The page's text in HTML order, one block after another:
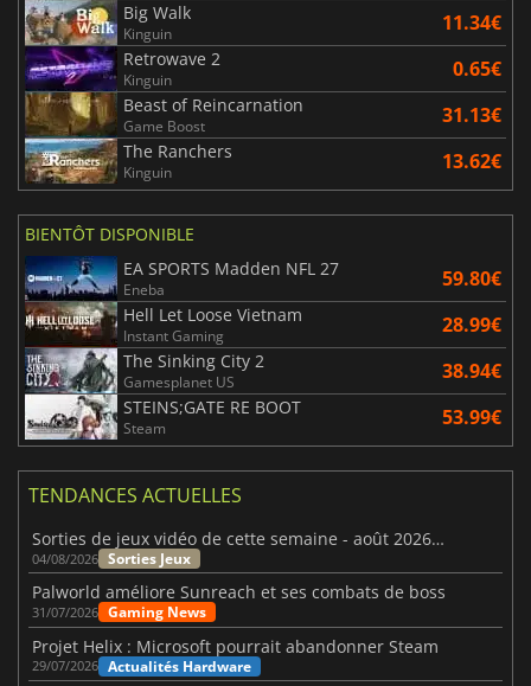
Big Walk
Kinguin 11.34€
Retrowave 2
Kinguin 0.65€
Beast of Reincarnation
Game Boost 31.13€
The Ranchers
Kinguin 13.62€
BIENTÔT DISPONIBLE
EA SPORTS Madden NFL 27
Eneba 59.80€
Hell Let Loose Vietnam
Instant Gaming 28.99€
The Sinking City 2
Gamesplanet US 38.94€
STEINS;GATE RE BOOT
Steam 53.99€
TENDANCES ACTUELLES
Sorties de jeux vidéo de cette semaine - août 2026 (semaine 32)
04/08/2026 Sorties Jeux
Palworld améliore Sunreach et ses combats de boss
31/07/2026 Gaming News
Projet Helix : Microsoft pourrait abandonner Steam
29/07/2026 Actualités Hardware